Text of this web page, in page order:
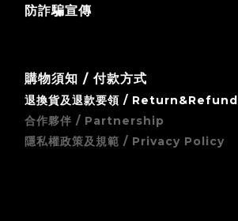
防詐騙宣傳
購物須知 / 付款方式
退換貨及退款要領 / Return&Refund
合作夥伴 / Partnership
隱私權政策及規範 / Privacy Policy